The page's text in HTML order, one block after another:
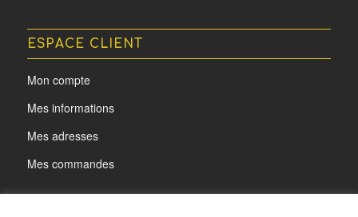
ESPACE CLIENT
Mon compte
Mes informations
Mes adresses
Mes commandes